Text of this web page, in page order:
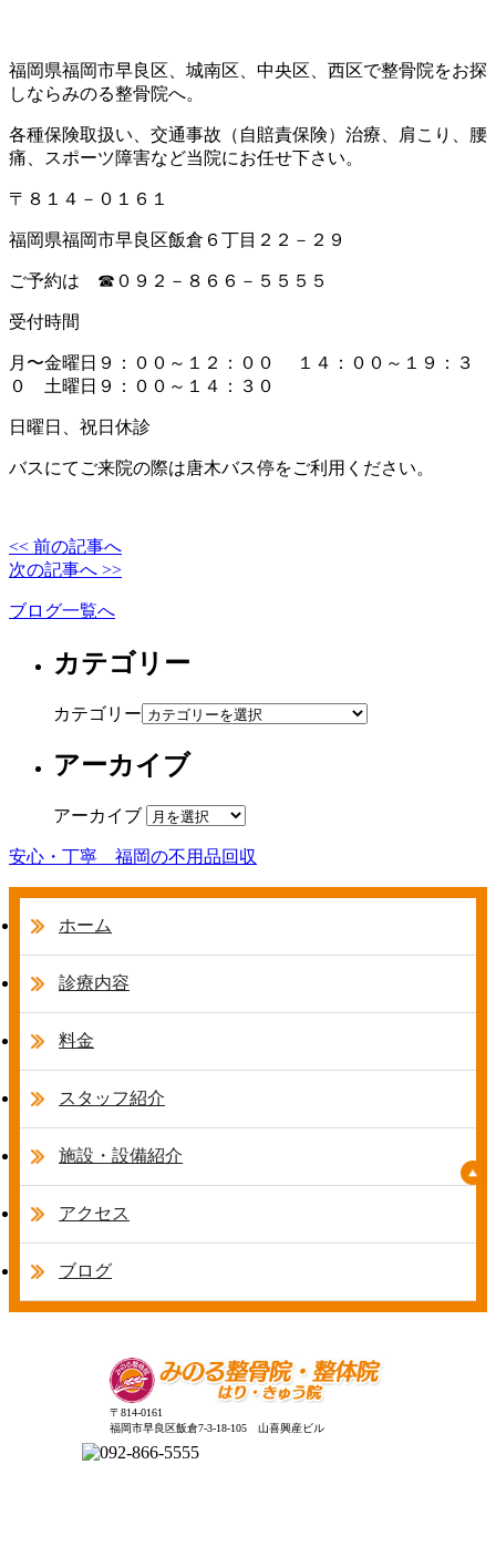
福岡県福岡市早良区、城南区、中央区、西区で整骨院をお探
しならみのる整骨院へ。
各種保険取扱い、交通事故（自賠責保険）治療、肩こり、腰
痛、スポーツ障害など当院にお任せ下さい。
〒８１４－０１６１
福岡県福岡市早良区飯倉６丁目２２－２９
ご予約は ☎０９２－８６６－５５５５
受付時間
月〜金曜日９：００～１２：００ １４：００～１９：３
０ 土曜日９：００～１４：３０
日曜日、祝日休診
バスにてご来院の際は唐木バス停をご利用ください。
<< 前の記事へ
次の記事へ >>
ブログ一覧へ
カテゴリー
カテゴリー
アーカイブ
アーカイブ
安心・丁寧 福岡の不用品回収
ホーム
診療内容
料金
スタッフ紹介
施設・設備紹介
アクセス
ブログ
〒814-0161
福岡市早良区飯倉7-3-18-105 山喜興産ビル